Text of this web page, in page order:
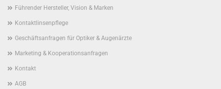
Führender Hersteller, Vision & Marken
Kontaktlinsenpflege
Geschäftsanfragen für Optiker & Augenärzte
Marketing & Kooperationsanfragen
Kontakt
AGB